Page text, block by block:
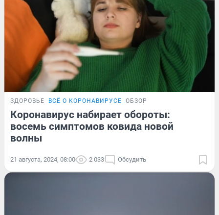
ЗДОРОВЬЕ ВСЁ О КОРОНАВИРУСЕ ОБЗОР
Коронавирус набирает обороты:
восемь симптомов ковида новой
волны
21 августа, 2024, 08:00 2 033 Обсудить